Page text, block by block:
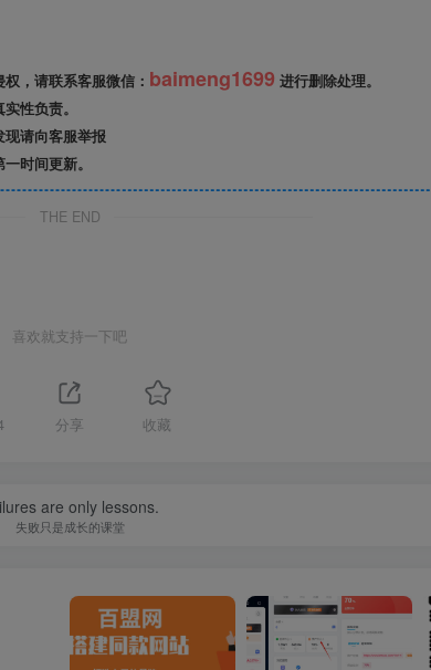
，请联系客服微信： baimeng1699 进行删除处理。
性负责。
请向客服举报
时间更新。
THE END
喜欢就支持一下吧
分享 收藏
are only lessons.
失败只是成长的课堂